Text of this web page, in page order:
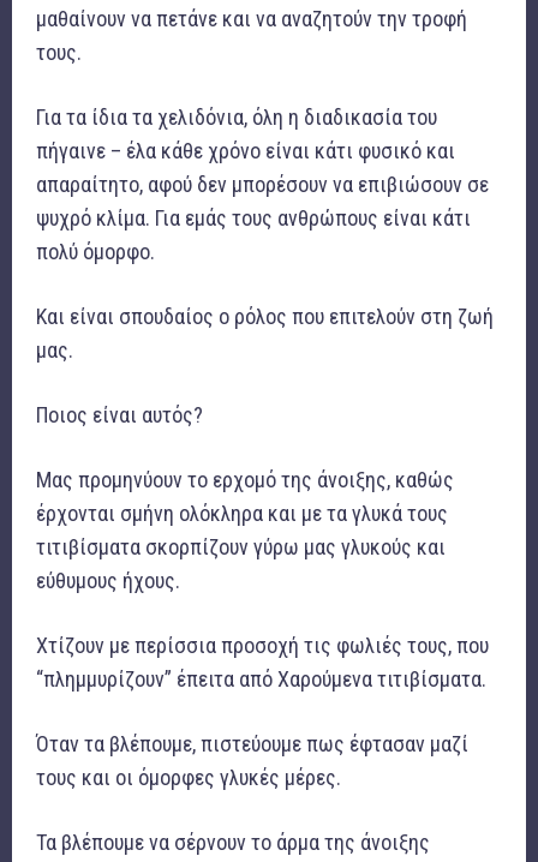
μαθαίνουν να πετάνε και να αναζητούν την τροφή
τους.
Για τα ίδια τα χελιδόνια, όλη η διαδικασία του
πήγαινε – έλα κάθε χρόνο είναι κάτι φυσικό και
απαραίτητο, αφού δεν μπορέσουν να επιβιώσουν σε
ψυχρό κλίμα. Για εμάς τους ανθρώπους είναι κάτι
πολύ όμορφο.
Και είναι σπουδαίος ο ρόλος που επιτελούν στη ζωή
μας.
Ποιος είναι αυτός?
Μας προμηνύουν το ερχομό της άνοιξης, καθώς
έρχονται σμήνη ολόκληρα και με τα γλυκά τους
τιτιβίσματα σκορπίζουν γύρω μας γλυκούς και
εύθυμους ήχους.
Χτίζουν με περίσσια προσοχή τις φωλιές τους, που
“πλημμυρίζουν” έπειτα από Χαρούμενα τιτιβίσματα.
Όταν τα βλέπουμε, πιστεύουμε πως έφτασαν μαζί
τους και οι όμορφες γλυκές μέρες.
Τα βλέπουμε να σέρνουν το άρμα της άνοιξης